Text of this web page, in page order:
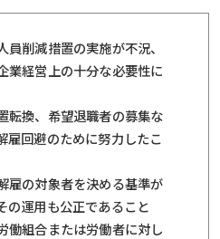
削減措置の実施が不況、
業経営上の十分な必要性に
転換、希望退職者の募集な
雇回避のために努力したこ
雇の対象者を決める基準が
の運用も公正であること
働組合または労働者に対し